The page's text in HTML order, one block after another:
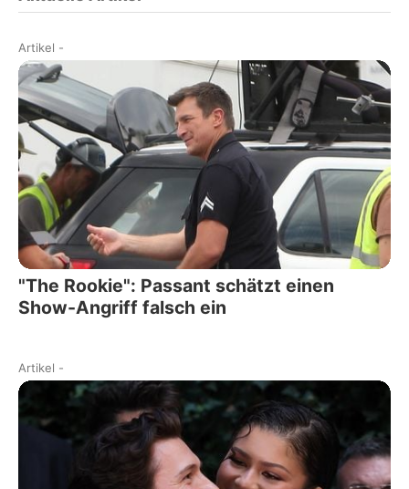
Artikel -
"The Rookie": Passant schätzt einen
Show-Angriff falsch ein
Artikel -